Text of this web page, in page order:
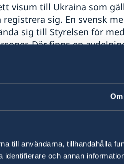
Om
till användarna, tillhandahålla
och annan
visum till Ukraina som
sig. En svensk
sig till Styrelsen för
Där finns en
lyder under
kontakta
stängt varför